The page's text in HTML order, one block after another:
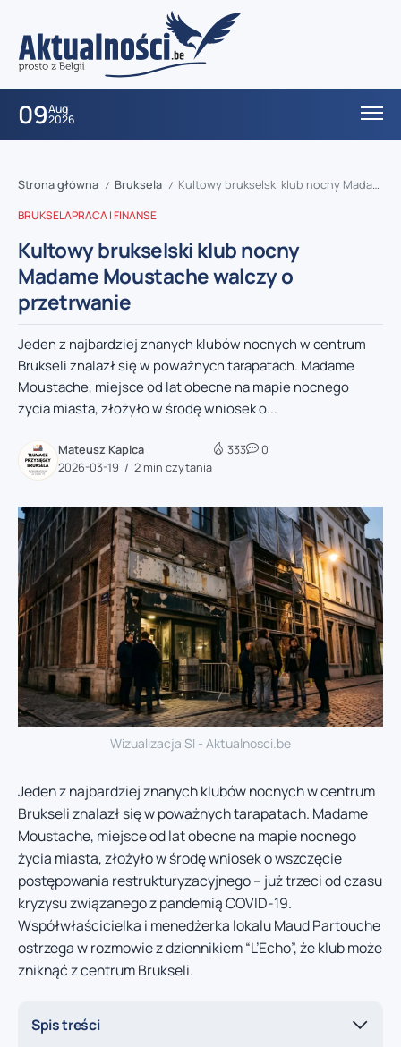
09Aug
2026
Strona główna / Bruksela / Kultowy brukselski klub nocny Madame Moustache walczy o przetrwanie
BRUKSELAPRACA I FINANSE
Kultowy brukselski klub nocny
Madame Moustache walczy o
przetrwanie
Jeden z najbardziej znanych klubów nocnych w centrum
Brukseli znalazł się w poważnych tarapatach. Madame
Moustache, miejsce od lat obecne na mapie nocnego
życia miasta, złożyło w środę wniosek o...
Mateusz Kapica
2026-03-19
2 min czytania
333 0
Wizualizacja SI - Aktualnosci.be
Jeden z najbardziej znanych klubów nocnych w centrum
Brukseli znalazł się w poważnych tarapatach. Madame
Moustache, miejsce od lat obecne na mapie nocnego
życia miasta, złożyło w środę wniosek o wszczęcie
postępowania restrukturyzacyjnego – już trzeci od czasu
kryzysu związanego z pandemią COVID-19.
Współwłaścicielka i menedżerka lokalu Maud Partouche
ostrzega w rozmowie z dziennikiem “L’Echo”, że klub może
zniknąć z centrum Brukseli.
Spis treści